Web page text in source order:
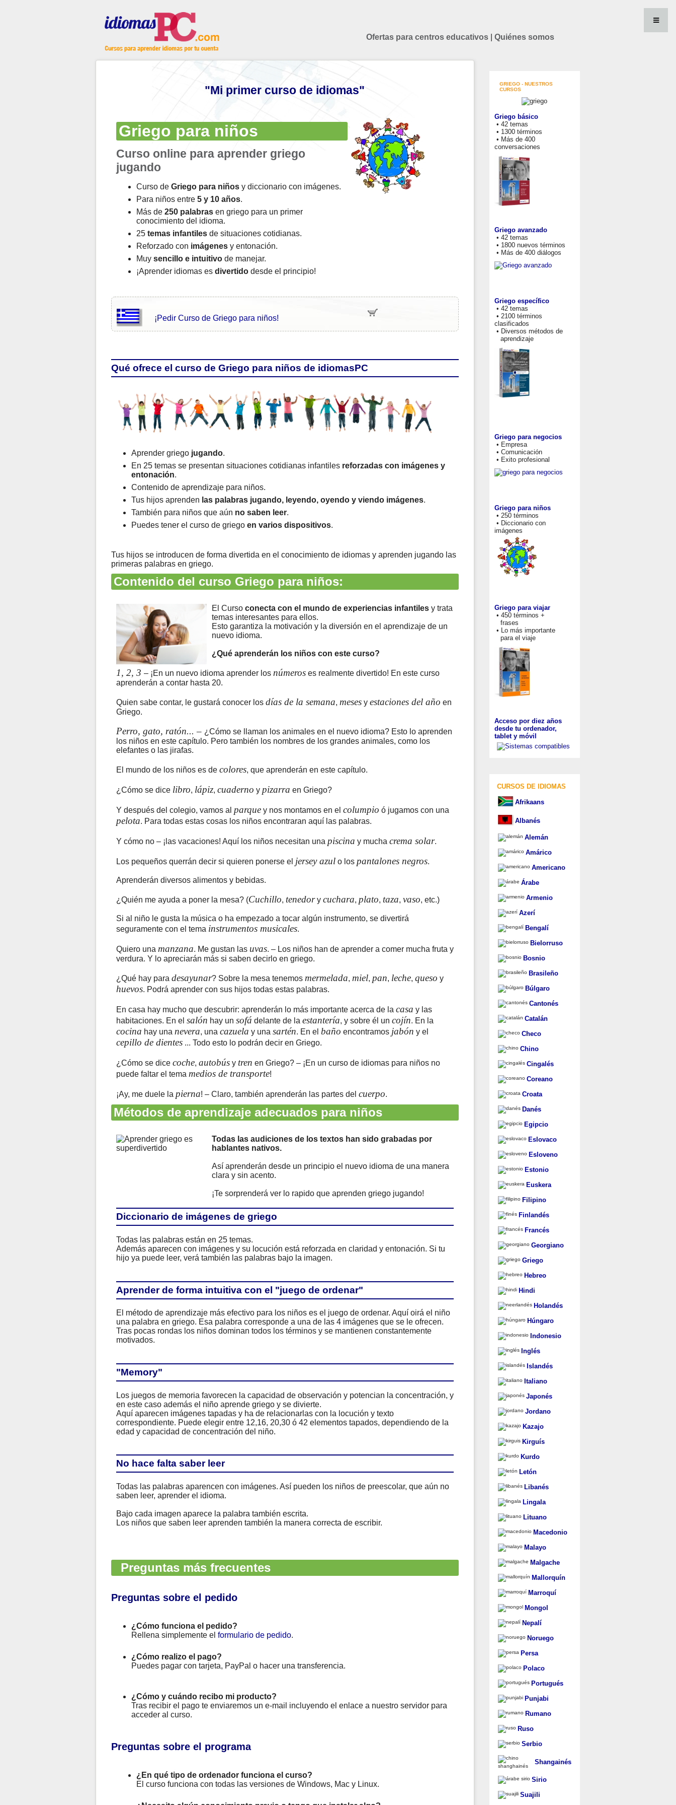
Ofertas para centros educativos Quiénes somos
"Mi primer curso de idiomas"
Griego para niños
Curso online para aprender griego
jugando
Curso de Griego para niñosy diccionario con imágenes.
Para niños entre 5 y 10 años.
Más de 250 palabrasen griego para un primer
conocimiento del idioma.
25 temas infantilesde situaciones cotidianas.
Reforzado con imágenesy entonación.
Muy sencillo e intuitivode manejar.
¡Aprender idiomas es divertidodesde el principio!
¡Pedir Curso de Griego para niños!
Qué ofrece el curso de Griego para niños de idiomasPC
Aprender griego jugando.
En 25 temas se presentan situaciones cotidianas infantiles reforzadas con imágenes y
entonación.
Contenido de aprendizaje para niños.
Tus hijos aprenden las palabras jugando, leyendo, oyendo y viendo imágenes.
También para niños que aún no saben leer.
Puedes tener el curso de griego en varios dispositivos.
Tus hijos se introducen de forma divertida en el conocimiento de idiomas y aprenden jugando las
primeras palabras en griego.
Contenido del curso Griego para niños:
El Curso conecta con el mundo de experiencias infantilesy trata
temas interesantes para ellos.
Esto garantiza la motivación y la diversión en el aprendizaje de un
nuevo idioma.
¿Qué aprenderán los niños con este curso?
1, 2, 3 – ¡En un nuevo idioma aprender los númeroses realmente divertido! En este curso
aprenderán a contar hasta 20.
Quien sabe contar, le gustará conocer los días de la semana, mesesy estaciones del año en
Griego.
Perro, gato, ratón... – ¿Cómo se llaman los animales en el nuevo idioma? Esto lo aprenden
los niños en este capítulo. Pero también los nombres de los grandes animales, como los
elefantes o las jirafas.
El mundo de los niños es de colores, que aprenderán en este capítulo.
¿Cómo se dice libro, lápiz, cuaderno y pizarra en Griego?
Y después del colegio, vamos al parquey nos montamos en el columpio ó jugamos con una
pelota. Para todas estas cosas los niños encontraran aquí las palabras.
Y cómo no – ¡las vacaciones! Aquí los niños necesitan una piscina y mucha crema solar.
Los pequeños querrán decir si quieren ponerse el jersey azulo los pantalones negros.
Aprenderán diversos alimentos y bebidas.
¿Quién me ayuda a poner la mesa? (Cuchillo, tenedory cuchara, plato, taza, vaso, etc.)
Si al niño le gusta la música o ha empezado a tocar algún instrumento, se divertirá
seguramente con el tema instrumentos musicales.
Quiero una manzana. Me gustan las uvas. – Los niños han de aprender a comer mucha fruta y
verdura. Y lo apreciarán más si saben decirlo en griego.
¿Qué hay para desayunar? Sobre la mesa tenemos mermelada, miel, pan, leche, queso y
huevos. Podrá aprender con sus hijos todas estas palabras.
En casa hay mucho que descubrir: aprenderán lo más importante acerca de la casa y las
habitaciones. En el salón hay un sofá delante de la estantería, y sobre él un cojín. En la
cocina hay una nevera, una cazuela y una sartén. En el baño encontramos jabón y el
cepillo de dientes... Todo esto lo podrán decir en Griego.
¿Cómo se dice coche, autobúsy tren en Griego? – ¡En un curso de idiomas para niños no
puede faltar el tema medios de transporte!
¡Ay, me duele la pierna! – Claro, también aprenderán las partes del cuerpo.
Métodos de aprendizaje adecuados para niños
Todas las audiciones de los textos han sido grabadas por
hablantes nativos.
Así aprenderán desde un principio el nuevo idioma de una manera
clara y sin acento.
¡Te sorprenderá ver lo rapido que aprenden griego jugando!
Diccionario de imágenes de griego
Todas las palabras están en 25 temas.
Además aparecen con imágenes y su locución está reforzada en claridad y entonación. Si tu
hijo ya puede leer, verá también las palabras bajo la imagen.
Aprender de forma intuitiva con el "juego de ordenar"
El método de aprendizaje más efectivo para los niños es el juego de ordenar. Aquí oirá el niño
una palabra en griego. Esa palabra corresponde a una de las 4 imágenes que se le ofrecen.
Tras pocas rondas los niños dominan todos los términos y se mantienen constantemente
motivados.
"Memory"
Los juegos de memoria favorecen la capacidad de observación y potencian la concentración, y
en este caso además el niño aprende griego y se divierte.
Aquí aparecen imágenes tapadas y ha de relacionarlas con la locución y texto
correspondiente. Puede elegir entre 12,16, 20,30 ó 42 elementos tapados, dependiendo de la
edad y capacidad de concentración del niño.
No hace falta saber leer
Todas las palabras aparencen con imágenes. Así pueden los niños de preescolar, que aún no
saben leer, aprender el idioma.
Bajo cada imagen aparece la palabra también escrita.
Los niños que saben leer aprenden también la manera correcta de escribir.
Preguntas más frecuentes
Preguntas sobre el pedido
¿Cómo funciona el pedido?
Rellena simplemente el formulario de pedido.
¿Cómo realizo el pago?
Puedes pagar con tarjeta, PayPal o hacer una transferencia.
¿Cómo y cuándo recibo mi producto?
Tras recibir el pago te enviaremos un e-mail incluyendo el enlace a nuestro servidor para
acceder al curso.
Preguntas sobre el programa
¿En qué tipo de ordenador funciona el curso?
El curso funciona con todas las versiones de Windows, Mac y Linux.
GRIEGO - NUESTROS
CURSOS
Griego básico
• 42 temas
• 1300 términos
• Más de 400
conversaciones
Griego avanzado
• 42 temas
• 1800 nuevos términos
• Más de 400 diálogos
Griego específico
• 42 temas
• 2100 términos
clasificados
• Diversos métodos de
aprendizaje
Griego para negocios
• Empresa
• Comunicación
• Exito profesional
Griego para niños
• 250 términos
• Diccionario con
imágenes
Griego para viajar
• 450 términos +
frases
• Lo más importante
para el viaje
Acceso por diez años
desde tu ordenador,
tablet y móvil
CURSOS DE IDIOMAS
Afrikaans
Albanés
Alemán
Amárico
Americano
Árabe
Armenio
Azerí
Bengalí
Bielorruso
Bosnio
Brasileño
Búlgaro
Cantonés
Catalán
Checo
Chino
Cingalés
Coreano
Croata
Danés
Egipcio
Eslovaco
Esloveno
Estonio
Euskera
Filipino
Finlandés
Francés
Georgiano
Griego
Hebreo
Hindi
Holandés
Húngaro
Indonesio
Inglés
Islandés
Italiano
Japonés
Jordano
Kazajo
Kirguís
Kurdo
Letón
Libanés
Lingala
Lituano
Macedonio
Malayo
Malgache
Mallorquín
Marroquí
Mongol
Nepalí
Noruego
Persa
Polaco
Portugués
Punjabi
Rumano
Ruso
Serbio
Shangainés
Sirio
Suajili